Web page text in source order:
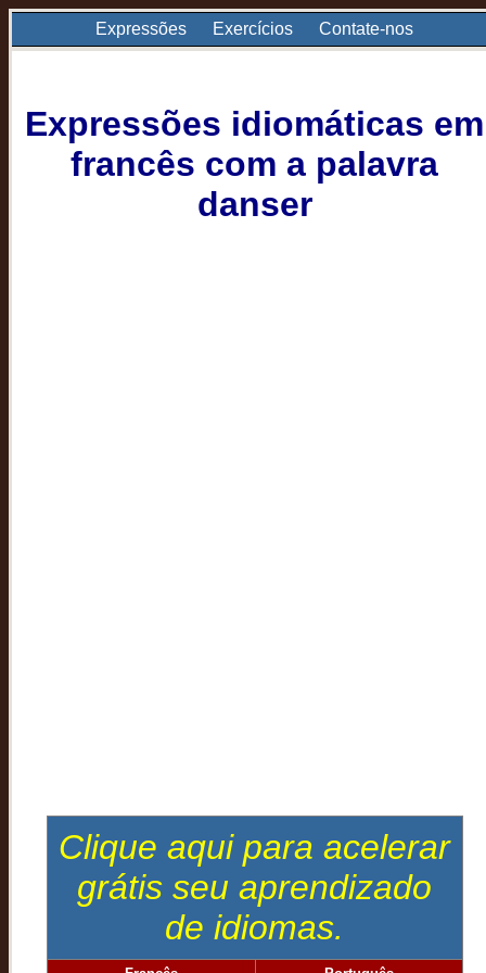
Expressões Exercícios Contate-nos
Expressões idiomáticas em
francês com a palavra
danser
Clique aqui para acelerar
grátis seu aprendizado
de idiomas.